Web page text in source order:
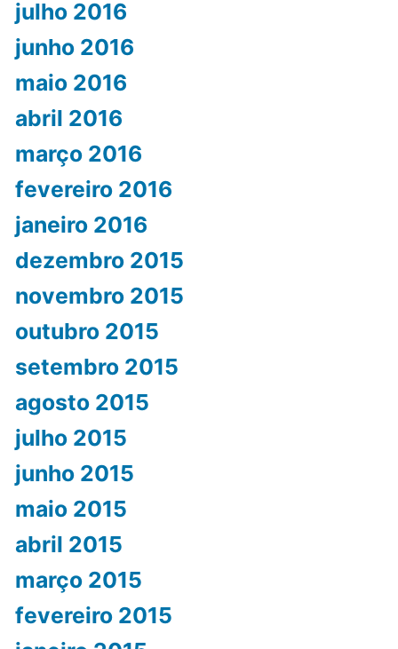
julho 2016
junho 2016
maio 2016
abril 2016
março 2016
fevereiro 2016
janeiro 2016
dezembro 2015
novembro 2015
outubro 2015
setembro 2015
agosto 2015
julho 2015
junho 2015
maio 2015
abril 2015
março 2015
fevereiro 2015